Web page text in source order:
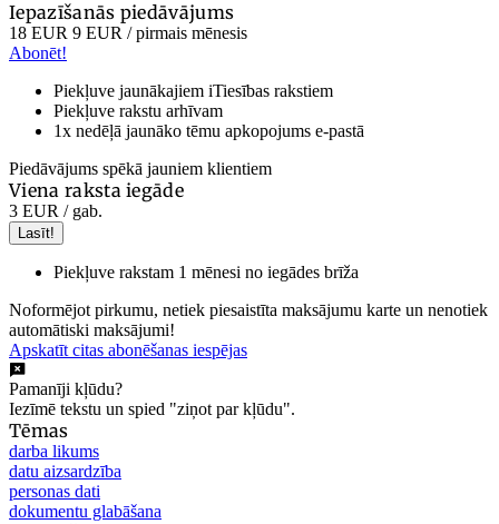
Iepazīšanās piedāvājums
18 EUR 9 EUR / pirmais mēnesis
Abonēt!
Piekļuve jaunākajiem iTiesības rakstiem
Piekļuve rakstu arhīvam
1x nedēļā jaunāko tēmu apkopojums e-pastā
Piedāvājums spēkā jauniem klientiem
Viena raksta iegāde
3 EUR / gab.
Lasīt!
Piekļuve rakstam 1 mēnesi no iegādes brīža
Noformējot pirkumu, netiek piesaistīta maksājumu karte un nenotiek
automātiski maksājumi!
Apskatīt citas abonēšanas iespējas
Pamanīji kļūdu?
Iezīmē tekstu un spied "ziņot par kļūdu".
Tēmas
darba likums
datu aizsardzība
personas dati
dokumentu glabāšana